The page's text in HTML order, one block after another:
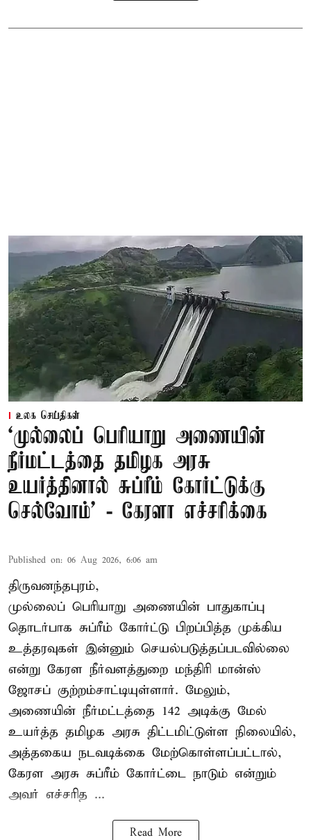
உலக செய்திகள்
‘முல்லைப் பெரியாறு அணையின்
நீர்மட்டத்தை தமிழக அரசு
உயர்த்தினால் சுப்ரீம் கோர்ட்டுக்கு
செல்வோம்' - கேரளா எச்சரிக்கை
Published on: 06 Aug 2026, 6:06 am
திருவனந்தபுரம்,
முல்லைப் பெரியாறு அணையின் பாதுகாப்பு
தொடர்பாக சுப்ரீம் கோர்ட்டு பிறப்பித்த முக்கிய
உத்தரவுகள் இன்னும் செயல்படுத்தப்படவில்லை
என்று கேரள நீர்வளத்துறை மந்திரி மான்ஸ்
ஜோசப் குற்றம்சாட்டியுள்ளார். மேலும்,
அணையின் நீர்மட்டத்தை 142 அடிக்கு மேல்
உயர்த்த தமிழக அரசு திட்டமிட்டுள்ள நிலையில்,
அத்தகைய நடவடிக்கை மேற்கொள்ளப்பட்டால்,
கேரள அரசு சுப்ரீம் கோர்ட்டை நாடும் என்றும்
அவர் எச்சரித ...
Read More